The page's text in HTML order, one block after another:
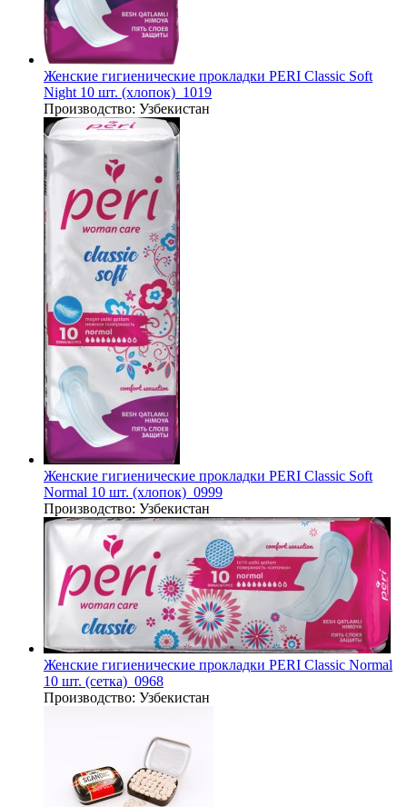
Женские гигиенические прокладки PERI Classic Soft
Night 10 шт. (хлопок)_1019
Производство: Узбекистан
Женские гигиенические прокладки PERI Classic Soft
Normal 10 шт. (хлопок)_0999
Производство: Узбекистан
Женские гигиенические прокладки PERI Classic Normal
10 шт. (сетка)_0968
Производство: Узбекистан